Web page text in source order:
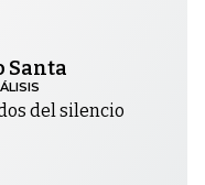
Santa
del silencio